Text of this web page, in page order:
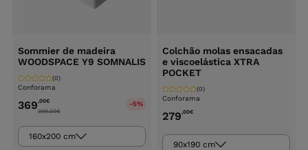
Sommier de madeira
WOODSPACE Y9 SOMNALIS
Conforama
(0)
369,00€
399.00€
-5%
160x200 cm
Colchão molas ensacadas
e viscoelástica XTRA
POCKET
Conforama
(0)
279,00€
90x190 cm